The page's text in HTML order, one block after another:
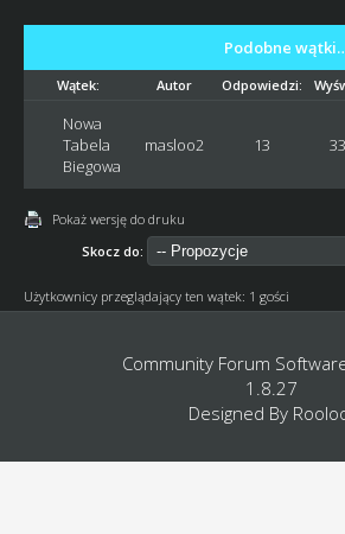
Podobne
Wątek: Autor Odpowiedzi:
Nowa
Tabela
Biegowa
masloo2 13
Pokaż wersję do druku
Skocz do:
Użytkownicy przeglądający ten wątek: 1 gości
Community Forum
1.8.27
Designed By